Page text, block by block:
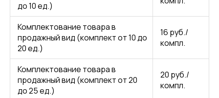
до 10 ед.)
Комплектование товара в
продажный вид (комплект от 10 до
20 ед.)
16 руб./
компл.
Комплектование товара в
продажный вид (комплект от 20
до 25 ед.)
20 руб./
компл.